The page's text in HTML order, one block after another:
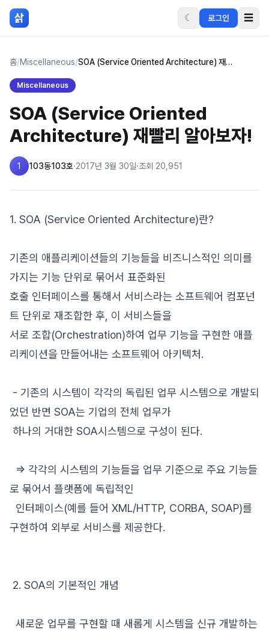
본문 바로가기
삵 ☾ 로그인 ☰
홈/Miscellaneous/ SOA (Service Oriented Architecture) 재빨리 알아보자!
Miscellaneous
SOA (Service Oriented
Architecture) 재빨리 알아보자!
1 103동103호·2017년 3월 30일·조회 20,951
1. SOA (Service Oriented Architecture)란?
기존의 애플리케이션들의 기능들을 비즈니스적인 의미를
가지는 기능 단위로 묶어서 표준화된
호출 인터페이스를 통해서 서비스라는 소프트웨어 컴포넌
트 단위로 재조합한 후, 이 서비스들을
서로 조합(Orchestration)하여 업무 기능을 구현한 애플
리케이션을 만들어내는 소프트웨어 아키텍처.
- 기존의 시스템이 각각의 독립된 업무 시스템으로 개발되
었던 반면 SOA는 기업의 전체 업무가
하나의 거대한 SOA시스템으로 구성이 된다.
=> 각각의 시스템의 기능들을 업무 기준으로 주요 기능들
로 묶어서 플랫폼에 독립적인
인터페이스(예를 들어 XML/HTTP, CORBA, SOAP)를
구현하여 외부로 서비스를 제공한다.
2. SOA의 기본적인 개념
새로운 업무를 구현할 때 새롭게 시스템을 신규 개발하는